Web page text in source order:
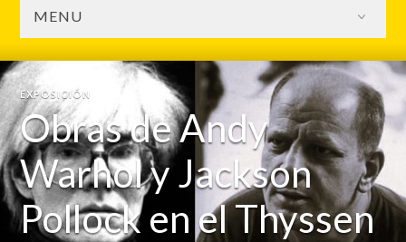
MENU
EXPOSICIÓN
Obras de Andy
Warhol y Jackson
Pollock en el Thyssen